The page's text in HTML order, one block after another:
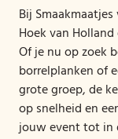
Bij
Hoek van
Of je nu op zoek
borrelplanken of
grote groep, de
op snelheid en
jouw event tot in